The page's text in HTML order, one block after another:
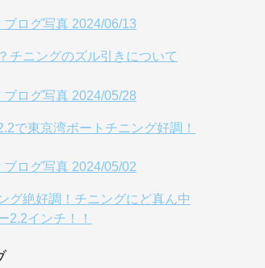
チニングのズル引きについて
で東京湾ボートチニング好調！
グ絶好調！チニングにど真ん中
2.2インチ！！